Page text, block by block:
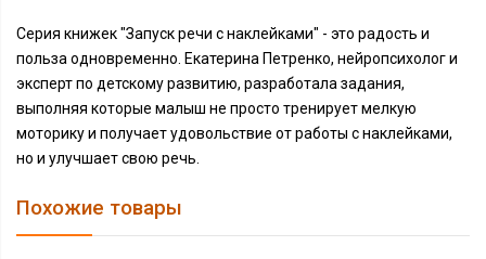
Серия книжек "Запуск речи с наклейками" - это радость и
польза одновременно. Екатерина Петренко, нейропсихолог и
эксперт по детскому развитию, разработала задания,
выполняя которые малыш не просто тренирует мелкую
моторику и получает удовольствие от работы с наклейками,
но и улучшает свою речь.
Похожие товары